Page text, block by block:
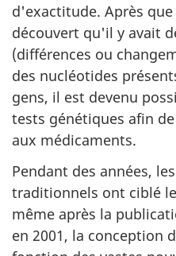
d'exactitude. Après
découvert qu'il y avait
(différences ou
des nucléotides
gens, il est devenu
tests génétiques afin
aux médicaments.
Pendant des années,
traditionnels ont ciblé
même après la
en 2001, la conception